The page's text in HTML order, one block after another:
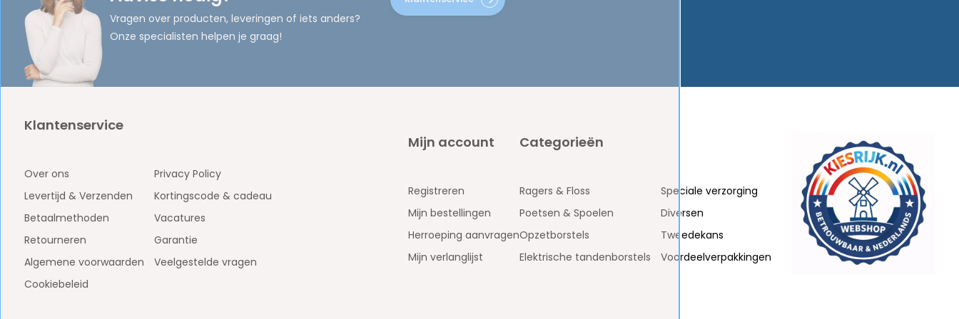
Vragen over producten, leveringen of iets anders?
Onze specialisten helpen je graag!
Klantenservice
Over ons
Levertijd & Verzenden
Betaalmethoden
Retourneren
Algemene voorwaarden
Cookiebeleid
Privacy Policy
Kortingscode & cadeau
Vacatures
Garantie
Veelgestelde vragen
Mijn account
Registreren
Mijn bestellingen
Herroeping aanvragen
Mijn verlanglijst
Categorieën
Ragers & Floss
Poetsen & Spoelen
Opzetborstels
Elektrische tandenborstels
Speciale verzorging
Diversen
Tweedekans
Voordeelverpakkingen